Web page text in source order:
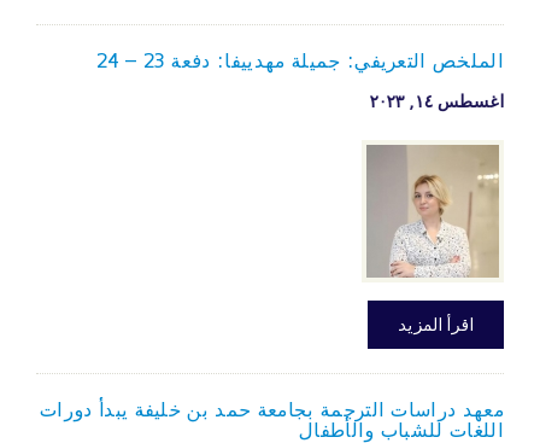
الملخص التعريفي: جميلة مهدييفا: دفعة 23 – 24
اغسطس ۱٤, ۲۰۲۳
اقرأ المزيد
معهد دراسات الترجمة بجامعة حمد بن خليفة يبدأ دورات
اللغات للشباب والأطفال